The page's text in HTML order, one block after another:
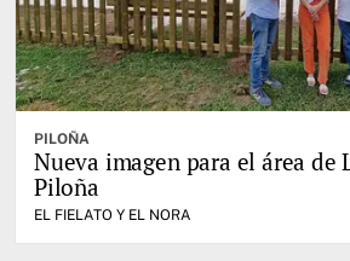
PILOÑA
Nueva imagen para el área de
Piloña
EL FIELATO Y EL NORA